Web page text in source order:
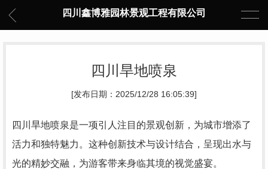
四川鑫博雅园林景观工程有限公司
四川旱地喷泉
[发布日期：2025/12/28 16:05:39]
四川旱地喷泉是一项引人注目的景观创新，为城市增添了
活力和独特魅力。这种创新技术与设计结合，呈现出水与
光的精妙交融，为游客带来身临其境的视觉盛宴。